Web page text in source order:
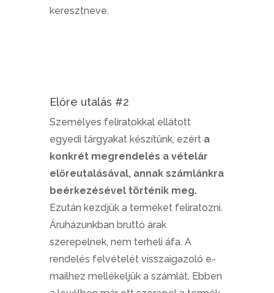
keresztneve.
Előre utalás #2
Személyes feliratokkal ellátott
egyedi tárgyakat készítünk, ezért a
konkrét megrendelés a vételár
előreutalásával, annak számlánkra
beérkezésével történik meg.
Ezután kezdjük a terméket feliratozni.
Áruházunkban bruttó árak
szerepelnek, nem terheli áfa. A
rendelés felvételét visszaigazoló e-
mailhez mellékeljük a számlát. Ebben